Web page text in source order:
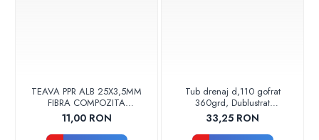
TEAVA PPR ALB 25X3,5MM
FIBRA COMPOZITA
10033025004
VALDUOTHERM VALROM
11,00 RON
Tub drenaj d,110 gofrat
360grd, Dublustrat
verde/negru 110152 Drainkit
33,25 RON